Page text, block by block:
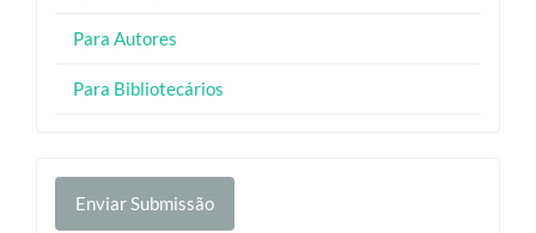
Para Autores
Para Bibliotecários
Enviar
Submissão
Enviar Submissão